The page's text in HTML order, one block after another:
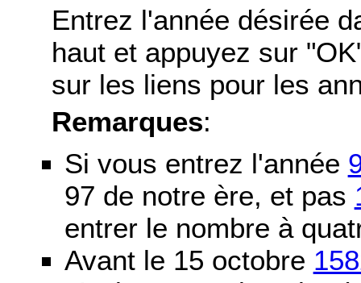
Entrez l'année désirée
haut et appuyez sur
sur les liens pour les
Remarques:
Si vous entrez l'année
97 de notre ère, et pas
entrer le nombre à
Avant le 15 octobre